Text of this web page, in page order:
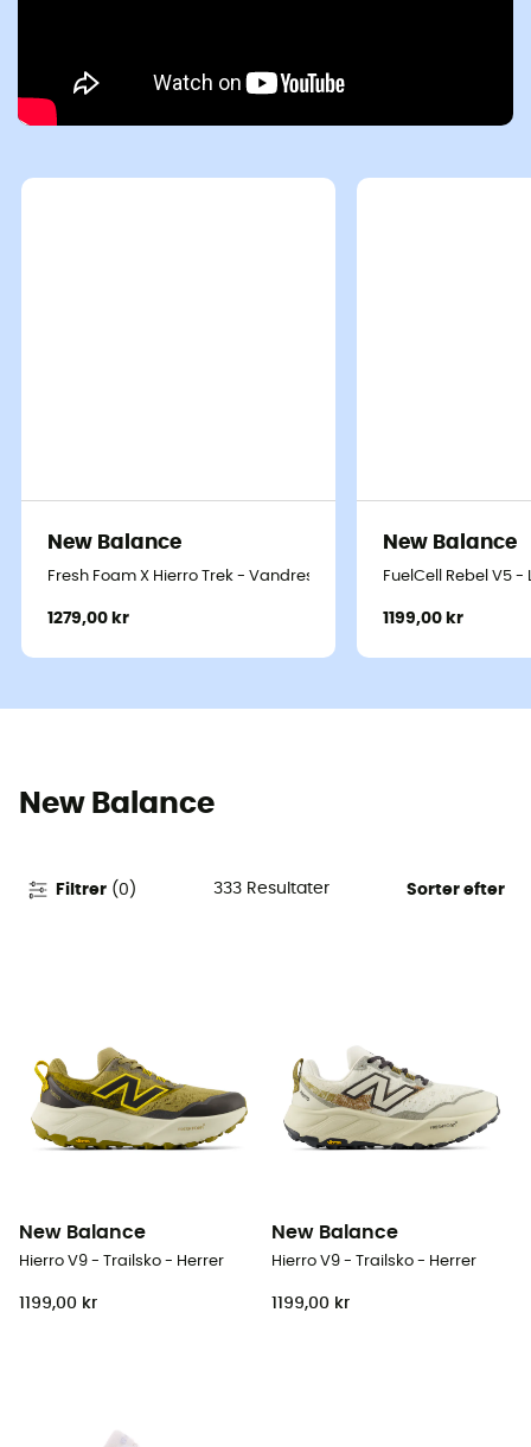
New Balance
Fresh Foam X Hierro Trek - Vandresko - Damer
1279,00 kr
New Balance
FuelCell Rebel V5
1199,00 kr
New Balance
Filtrer (0 ) 333 Resultater Sorter efter
New Balance
Hierro V9 - Trailsko - Herrer
1199,00 kr
New Balance
Hierro V9 - Trailsko - Herrer
1199,00 kr